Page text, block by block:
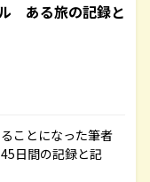
ある旅の記録と
ことになった筆者
日間の記録と記